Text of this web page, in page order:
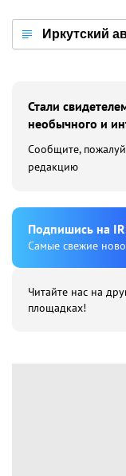
Иркутский
Стали
необычного и
Сообщите,
редакцию
Подпишиcь на
Cамые свежие
Читайте нас на
площадках!